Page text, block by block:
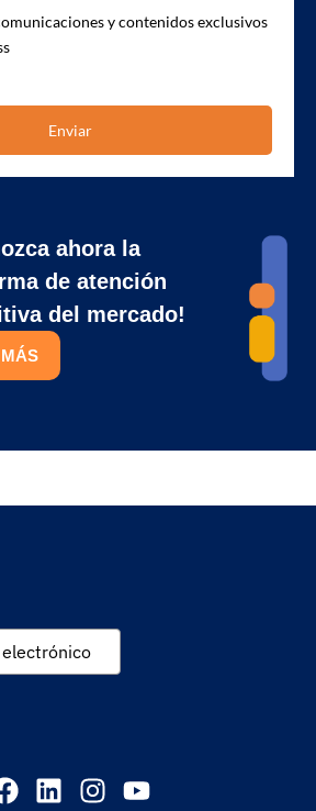
y contenidos exclusivos
Enviar
ahora la
de atención
del mercado!